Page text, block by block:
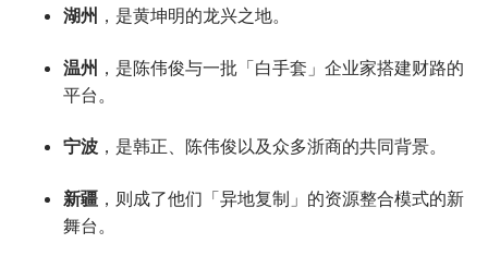
湖州 ，是黄坤明的龙兴之地。
温州 ，是陈伟俊与一批「白手套」企业家搭建财路的
平台。
宁波，是韩正、陈伟俊以及众多浙商的共同背景。
新疆，则成了他们「异地复制」的资源整合模式的新
舞台。